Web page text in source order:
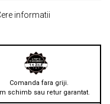
informatii
Comanda fara griji.
schimb sau retur garantat.